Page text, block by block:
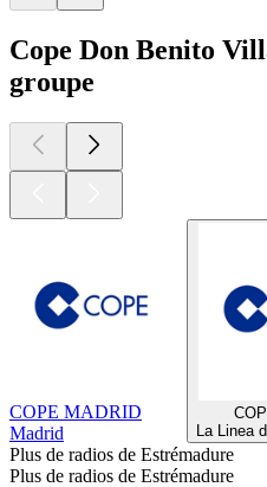
Cope Don Benito
groupe
COPE MADRID
Madrid
La Linea
Plus de radios de Estrémadure
Plus de radios de Estrémadure